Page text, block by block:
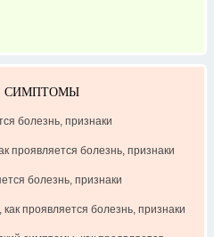
СИМПТОМЫ
болезнь, признаки
проявляется болезнь, признаки
болезнь, признаки
проявляется болезнь, признаки